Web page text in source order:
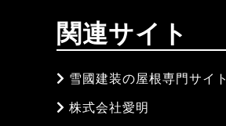
関連サイト
雪國建装の屋根専門サイト
株式会社愛明